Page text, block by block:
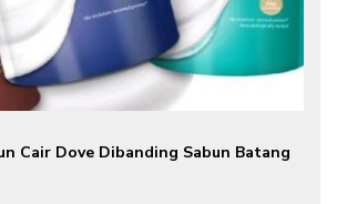
Cair Dove Dibanding Sabun Batang